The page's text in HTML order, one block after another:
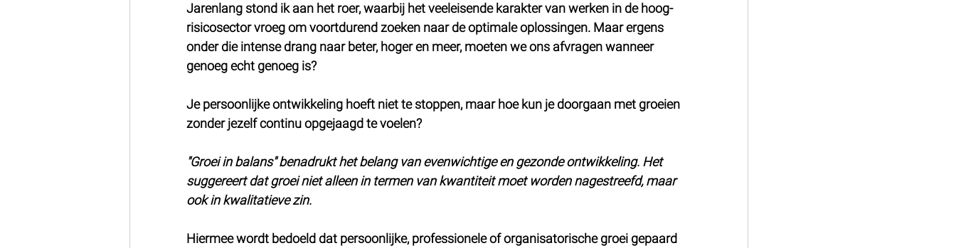
Jarenlang stond ik aan het roer, waarbij het veeleisende karakter van werken in de hoog-
risicosector vroeg om voortdurend zoeken naar de optimale oplossingen. Maar ergens
onder die intense drang naar beter, hoger en meer, moeten we ons afvragen wanneer
genoeg echt genoeg is?
Je persoonlijke ontwikkeling hoeft niet te stoppen, maar hoe kun je doorgaan met groeien
zonder jezelf continu opgejaagd te voelen?
"Groei in balans" benadrukt het belang van evenwichtige en gezonde ontwikkeling. Het
suggereert dat groei niet alleen in termen van kwantiteit moet worden nagestreefd, maar
ook in kwalitatieve zin.
Hiermee wordt bedoeld dat persoonlijke, professionele of organisatorische groei gepaard